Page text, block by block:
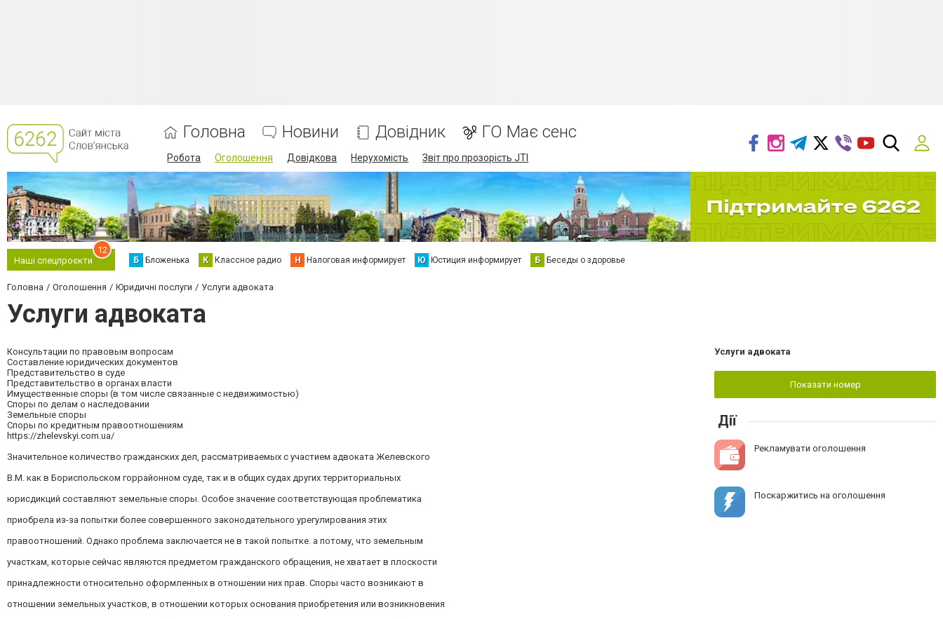
Головна Новини Довідник ГО Має сенс
Робота Оголошення Довідкова Нерухомість Звіт про прозорість JTI
Наші спецпроєкти
12
Б Бложенька К Классное радио Н Налоговая информирует Ю Юстиция информирует Б Беседы о здоровье
Головна Оголошення Юридичні послуги Услуги адвоката
Услуги адвоката
Консультации по правовым вопросам
Составление юридических документов
Представительство в суде
Представительство в органах власти
Имущественные споры (в том числе связанные с недвижимостью)
Споры по делам о наследовании
Земельные споры
Споры по кредитным правоотношениям
https://zhelevskyi.com.ua/
Значительное количество гражданских дел, рассматриваемых с участием адвоката Желевского
В.М. как в Бориспольском горрайонном суде, так и в общих судах других территориальных
юрисдикций составляют земельные споры. Особое значение соответствующая проблематика
приобрела из-за попытки более совершенного законодательного урегулирования этих
правоотношений. Однако проблема заключается не в такой попытке. а потому, что земельным
участкам, которые сейчас являются предметом гражданского обращения, не хватает в плоскости
принадлежности относительно оформленных в отношении них прав. Споры часто возникают в
отношении земельных участков, в отношении которых основания приобретения или возникновения
Услуги адвоката
Показати номер
Дії
Рекламувати оголошення
Поскаржитись на оголошення